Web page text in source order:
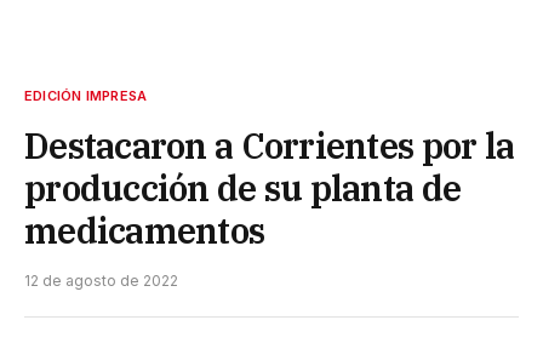
EDICIÓN IMPRESA
Destacaron a Corrientes por la
producción de su planta de
medicamentos
12 de agosto de 2022